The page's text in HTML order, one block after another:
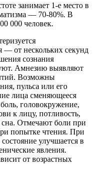
занимает 1-е место в
— 70-80%. В
000 человек.
— от нескольких секунд
сознания
Амнезию выявляют
Возможны
пульса или его
лица сменяющееся
головокружение,
к лицу, потливость,
Отмечают боли при
попытке чтения. При
улучшается в
явления.
от возрастных